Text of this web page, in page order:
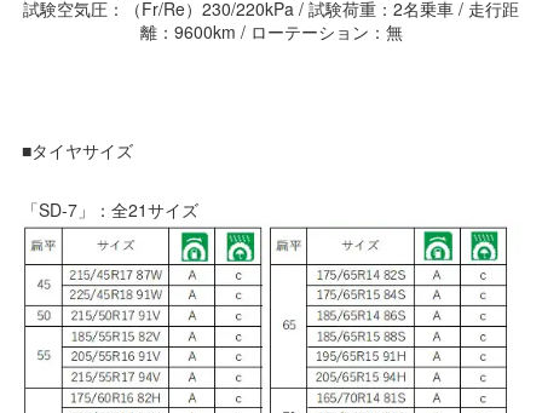
試験空気圧：（Fr/Re）230/220kPa / 試験荷重：2名乗車 / 走行距
離：9600km / ローテーション：無
■タイヤサイズ
「SD-7」：全21サイズ